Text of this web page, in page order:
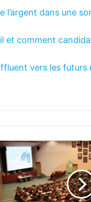
l’argent dans une
et comment
vers les futurs